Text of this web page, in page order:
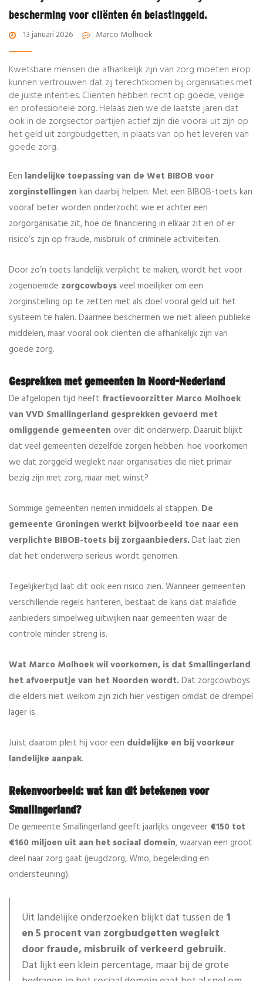
bescherming voor cliënten én belastinggeld.
13 januari 2026 Marco Molhoek
Kwetsbare mensen die afhankelijk zijn van zorg moeten erop
kunnen vertrouwen dat zij terechtkomen bij organisaties met
de juiste intenties. Cliënten hebben recht op goede, veilige
en professionele zorg. Helaas zien we de laatste jaren dat
ook in de zorgsector partijen actief zijn die vooral uit zijn op
het geld uit zorgbudgetten, in plaats van op het leveren van
goede zorg.
Een landelijke toepassing van de Wet BIBOB voor
zorginstellingen kan daarbij helpen. Met een BIBOB-toets kan
vooraf beter worden onderzocht wie er achter een
zorgorganisatie zit, hoe de financiering in elkaar zit en of er
risico’s zijn op fraude, misbruik of criminele activiteiten.
Door zo’n toets landelijk verplicht te maken, wordt het voor
zogenoemde zorgcowboysveel moeilijker om een
zorginstelling op te zetten met als doel vooral geld uit het
systeem te halen. Daarmee beschermen we niet alleen publieke
middelen, maar vooral ook cliënten die afhankelijk zijn van
goede zorg.
Gesprekken met gemeenten in Noord-Nederland
De afgelopen tijd heeft fractievoorzitter Marco Molhoek
van VVD Smallingerland gesprekken gevoerd met
omliggende gemeenten over dit onderwerp. Daaruit blijkt
dat veel gemeenten dezelfde zorgen hebben: hoe voorkomen
we dat zorggeld weglekt naar organisaties die niet primair
bezig zijn met zorg, maar met winst?
Sommige gemeenten nemen inmiddels al stappen. De
gemeente Groningen werkt bijvoorbeeld toe naar een
verplichte BIBOB-toets bij zorgaanbieders.Dat laat zien
dat het onderwerp serieus wordt genomen.
Tegelijkertijd laat dit ook een risico zien. Wanneer gemeenten
verschillende regels hanteren, bestaat de kans dat malafide
aanbieders simpelweg uitwijken naar gemeenten waar de
controle minder streng is.
Wat Marco Molhoek wil voorkomen, is dat Smallingerland
het afvoerputje van het Noorden wordt.Dat zorgcowboys
die elders niet welkom zijn zich hier vestigen omdat de drempel
lager is.
Juist daarom pleit hij voor een duidelijke en bij voorkeur
landelijke aanpak.
Rekenvoorbeeld: wat kan dit betekenen voor
Smallingerland?
De gemeente Smallingerland geeft jaarlijks ongeveer €150 tot
€160 miljoen uit aan het sociaal domein, waarvan een groot
deel naar zorg gaat (jeugdzorg, Wmo, begeleiding en
ondersteuning).
Uit landelijke onderzoeken blijkt dat tussen de 1
en 5 procent van zorgbudgetten weglekt
door fraude, misbruik of verkeerd gebruik.
Dat lijkt een klein percentage, maar bij de grote